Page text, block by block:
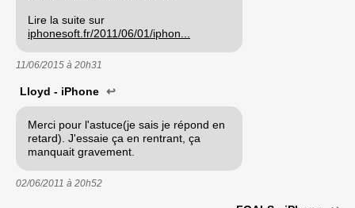
Lire la suite sur
iphonesoft.fr/2011/06/01/iphon...
11/06/2015 à 20h31
Lloyd - iPhone ↩
Merci pour l'astuce(je sais je répond en
retard). J'essaie ça en rentrant, ça
manquait gravement.
02/06/2011 à 20h52